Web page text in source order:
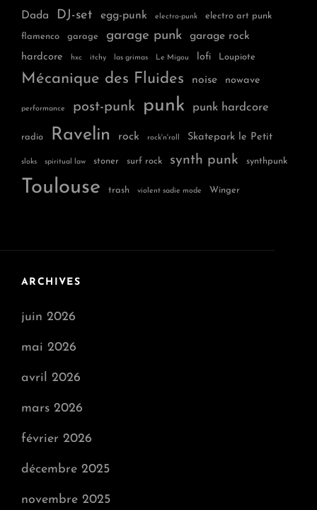
Dada DJ-set egg-punk electro-punk electro art punk
flamenco garage garage punk garage rock
hardcore hxc itchy las grimas Le Migou lofi Loupiote
Mécanique des Fluides noise nowave
performance post-punk punk punk hardcore
radio Ravelin rock rock'n'roll Skatepark le Petit
sloks spiritual law stoner surf rock synth punk synthpunk
Toulouse trash violent sadie mode Winger
ARCHIVES
juin 2026
mai 2026
avril 2026
mars 2026
février 2026
décembre 2025
novembre 2025